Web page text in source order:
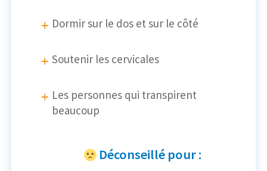
Dormir sur le dos et sur le côté
Soutenir les cervicales
Les personnes qui transpirent
beaucoup
Déconseillé pour :